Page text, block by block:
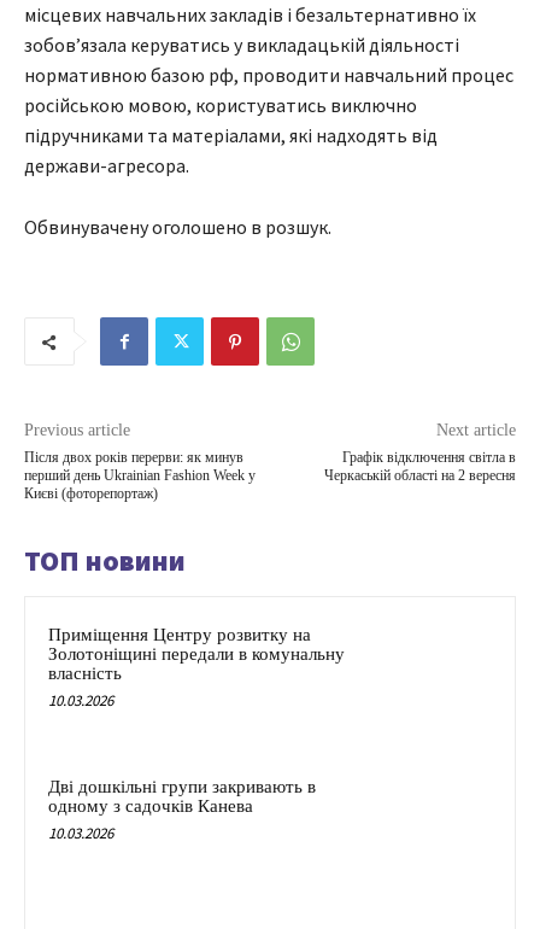
місцевих навчальних закладів і безальтернативно їх
зобовʼязала керуватись у викладацькій діяльності
нормативною базою рф, проводити навчальний процес
російською мовою, користуватись виключно
підручниками та матеріалами, які надходять від
держави-агресора.
Обвинувачену оголошено в розшук.
Previous article
Після двох років перерви: як минув
перший день Ukrainian Fashion Week у
Києві (фоторепортаж)
Next article
Графік відключення світла в
Черкаській області на 2 вересня
ТОП новини
Приміщення Центру розвитку на
Золотоніщині передали в комунальну
власність
10.03.2026
Дві дошкільні групи закривають в
одному з садочків Канева
10.03.2026